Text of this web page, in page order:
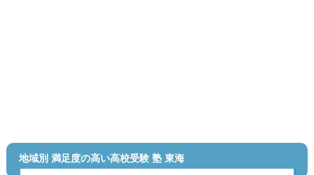
地域別 満足度の高い高校受験 塾 東海